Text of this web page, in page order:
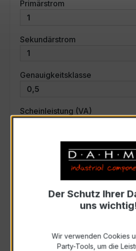
Primärstrom
Sekundärstrom
Genauigkeitsklasse
Scheinleistung (VA)
Auswahl zurücksetzen
31211
Zur Sammelanfrage
Der Schutz Ihrer
uns
Wir verwenden Cookies
Party-Tools, um die